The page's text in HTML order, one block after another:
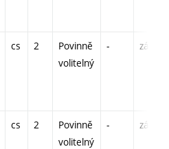
cs 2
Povinně
volitelný
- zá
cs 2
Povinně
volitelný
- zá